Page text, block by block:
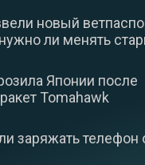
новый
ли менять
Японии после
Tomahawk
заряжать телефон